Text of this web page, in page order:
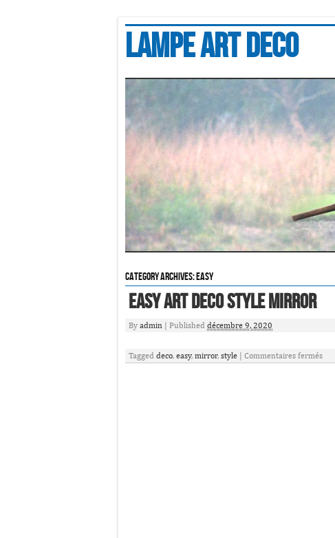
Lampe art deco
Category Archives:easy
Easy Art Deco Style Mirror
By admin Published décembre 9, 2020
Tagged deco, easy, mirror, style Commentaires fermés